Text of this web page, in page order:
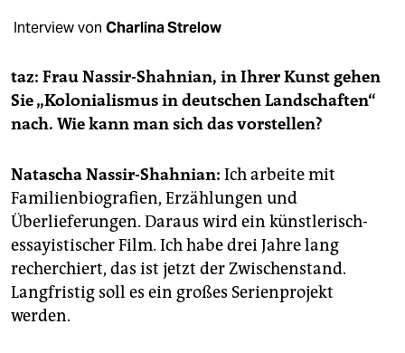
abo
genossenschaft
epaper login
Interview von Charlina Strelow
taz: Frau Nassir-Shahnian, in Ihrer Kunst gehen
Sie „Kolonialismus in deutschen Landschaften“
nach. Wie kann man sich das vorstellen?
Natascha Nassir-Shahnian: Ich arbeite mit
Familienbiografien, Erzählungen und
Überlieferungen. Daraus wird ein künstlerisch-
essayistischer Film. Ich habe drei Jahre lang
recherchiert, das ist jetzt der Zwischenstand.
Langfristig soll es ein großes Serienprojekt
werden.